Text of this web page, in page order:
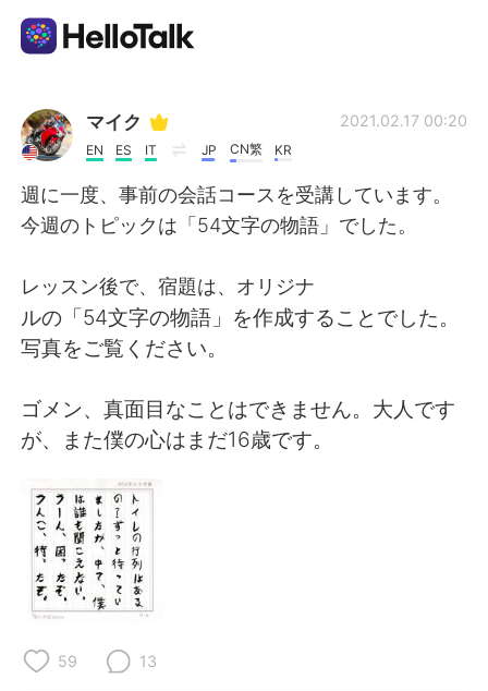
언어 교환 앱
AI Grammar Checker
한국어
English 简体中文
العربية Français
Deutsch
Русский
Indonesia
Türkçe
マイク
EN ES IT JP CN繁 KR
2021.02.17 00:20
週に一度、事前の会話コースを受講しています。
今週のトピックは「54文字の物語」でした。
レッスン後で、宿題は、オリジナ
ルの「54文字の物語」を作成することでした。
写真をご覧ください。
ゴメン、真面目なことはできません。大人です
が、また僕の心はまだ16歳です。
59 13